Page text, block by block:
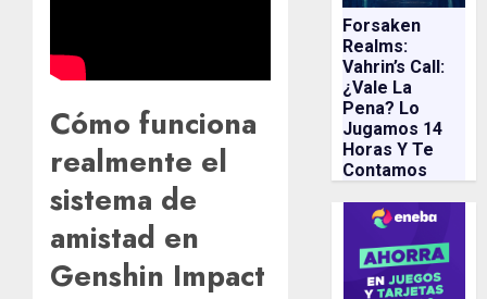
Cómo funciona
realmente el
sistema de
amistad en
Genshin Impact
Forsaken
Realms:
Vahrin’s Call:
¿vale La
Pena? Lo
Jugamos 14
Horas Y Te
Contamos